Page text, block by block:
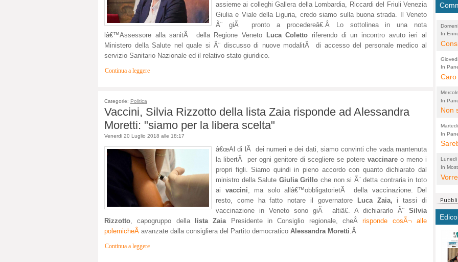
assieme ai colleghi Gallera della Lombardia, Riccardi del Friuli Venezia
Giulia e Viale della Liguria, credo siamo sulla buona strada. Il Veneto
Ã¨ giÃ pronto a procedereâ€.Â
Lo sottolinea in una nota
lâ€™Assessore alla sanitÃ della Regione Veneto
Luca Coletto riferendo di un incontro avuto ieri al
Ministero della Salute nel quale si Ã¨ discusso di nuove modalitÃ di accesso del personale medico al
servizio Sanitario Nazionale ed il relativo stato giuridico.
Continua a leggere
Categorie: Politica
Vaccini, Silvia Rizzotto della lista Zaia risponde ad Alessandra
Moretti: "siamo per la libera scelta"
Venerdi 20 Luglio 2018 alle 18:17
â€œAl di lÃ dei numeri e dei dati, siamo convinti che vada mantenuta
la libertÃ per ogni genitore di scegliere se potere vaccinare o meno i
propri figli. Siamo quindi in pieno accordo con quanto dichiarato dal
ministro della Salute Giulia Grillo che non si Ã¨ detta contraria in toto
ai vaccini, ma solo allâ€™obbligatorietÃ della vaccinazione. Del
resto, come ha fatto notare il governatore
Luca Zaia, i tassi di
vaccinazione in Veneto sono giÃ altiâ€. A dichiararlo Ã¨ Silvia
Rizzotto, capogruppo della lista ZaiaPresidente in Consiglio regionale, cheÂrisponde cosÃ¬ alle
polemicheÂ avanzate dalla consigliera del Partito democratico Alessandra Moretti.Â
Continua a leggere
In
per
che
qui
PER
In
Caro
sono
(non
dal
Ora
In
Non
la
a
In
città,
In
di
e